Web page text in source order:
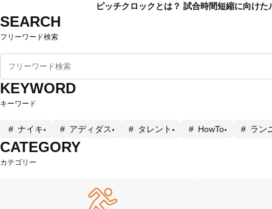
ピッチクロックとは？ 試合時間短縮に向けた
SEARCH
フリーワード検索
KEYWORD
キーワード
ナイキ アディダス タレント HowTo ラン
CATEGORY
カテゴリー